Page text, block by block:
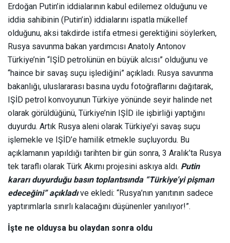
Erdoğan Putin’in iddialarının kabul edilemez olduğunu ve
iddia sahibinin (Putin’in) iddialarını ispatla mükellef
olduğunu, aksi takdirde istifa etmesi gerektiğini söylerken,
Rusya savunma bakan yardımcısı Anatoly Antonov
Türkiye’nin “IŞİD petrolünün en büyük alcısı” olduğunu ve
“haince bir savaş suçu işlediğini” açıkladı. Rusya savunma
bakanlığı, uluslararası basına uydu fotoğraflarını dağıtarak,
IŞİD petrol konvoyunun Türkiye yönünde seyir halinde net
olarak görüldüğünü, Türkiye’nin IŞİD ile işbirliği yaptığını
duyurdu. Artık Rusya aleni olarak Türkiye’yi savaş suçu
işlemekle ve IŞİD’e hamilik etmekle suçluyordu. Bu
açıklamanın yapıldığı tarihten bir gün sonra, 3 Aralık’ta Rusya
tek taraflı olarak Türk Akımı projesini askıya aldı. Putin
kararı duyurduğu basın toplantısında “Türkiye’yi pişman
edeceğini” açıkladıve ekledi: “Rusya’nın yanıtının sadece
yaptırımlarla sınırlı kalacağını düşünenler yanılıyor!”.
İşte ne olduysa bu olaydan sonra oldu